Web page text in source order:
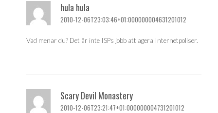
hula hula
2010-12-06T23:03:46+01:000000004631201012
Vad menar du? Det är inte ISPs jobb att agera Internetpoliser.
Scary Devil Monastery
2010-12-06T23:21:47+01:000000004731201012